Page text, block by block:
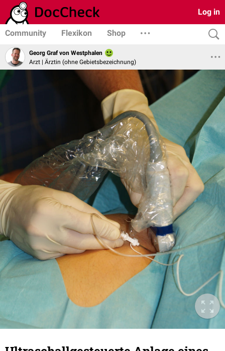
Log in
Community Flexikon Shop
Georg Graf von Westphalen
Arzt | Ärztin (ohne Gebietsbezeichnung)